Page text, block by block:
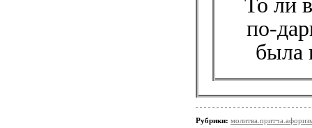
по-
была
Рубрики: